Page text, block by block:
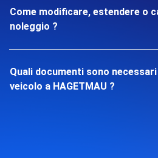
Come modificare, estendere o
noleggio ?
Quali documenti sono
veicolo a HAGETMAU ?